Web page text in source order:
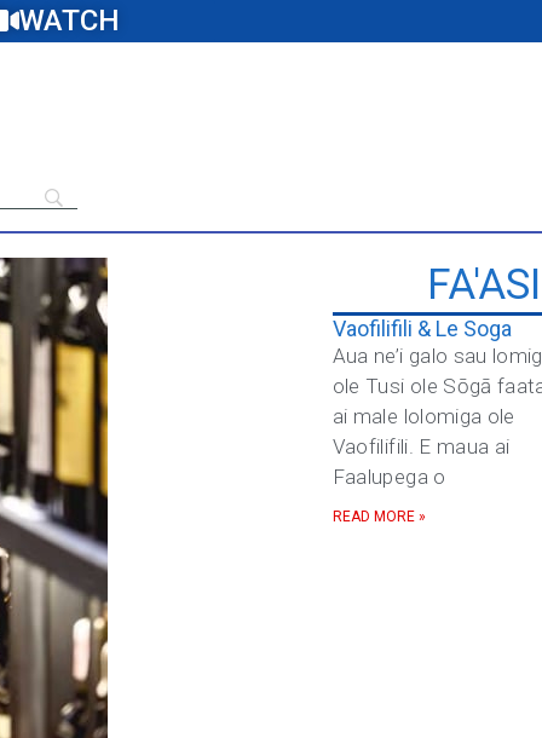
WATCH
Vaofilifili & Le Soga
Aua ne’i galo sau
ole Tusi ole Sōgā
ai male lolomiga ole
Vaofilifili. E maua ai
Faalupega o
READ MORE »